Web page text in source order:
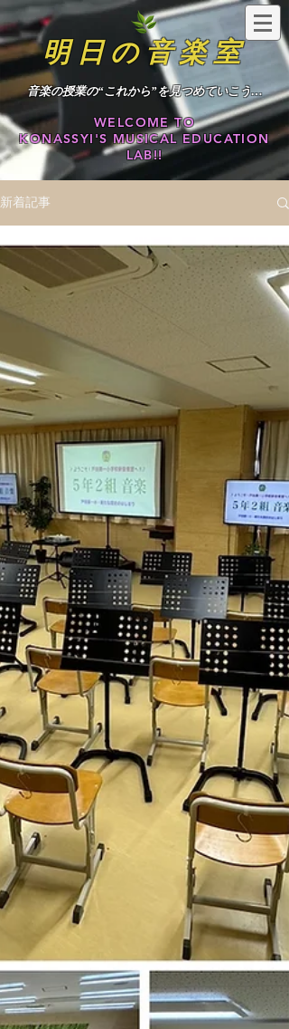
明日の音楽室
​音楽の授業の“これから”を見つめていこう…
WELCOME TO
KONASSYI'S MUSICAL EDUCATION
LAB!!
新着記事